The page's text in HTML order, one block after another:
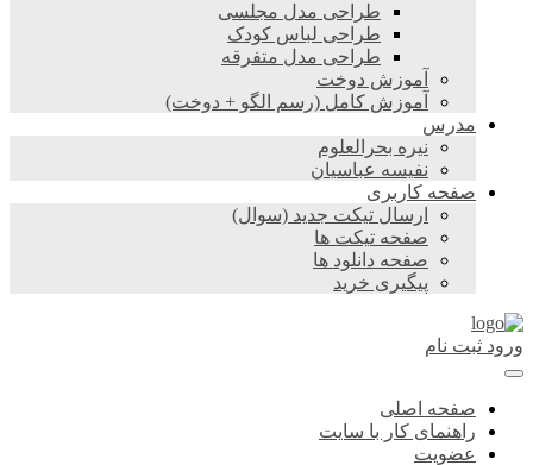
طراحی مدل مجلسی
طراحی لباس کودک
طراحی مدل متفرقه
آموزش دوخت
آموزش کامل (رسم الگو + دوخت)
مدرس
نیره بحرالعلوم
نفیسه عباسیان
صفحه کاربری
ارسال تیکت جدید (سوال)
صفحه تیکت ها
صفحه دانلود ها
پیگیری خرید
ورود ثبت نام
صفحه اصلی
راهنمای کار با سایت
عضویت